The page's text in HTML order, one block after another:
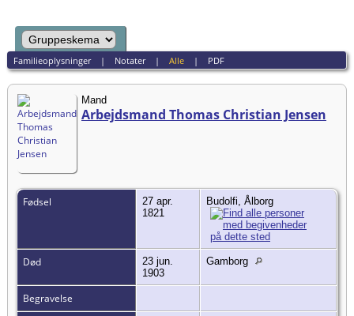
Familieoplysninger| Notater| Alle| PDF
Mand
Arbejdsmand Thomas Christian Jensen
Fødsel
27 apr.
1821
Budolfi, Ålborg
Død
23 jun.
1903
Gamborg
Begravelse